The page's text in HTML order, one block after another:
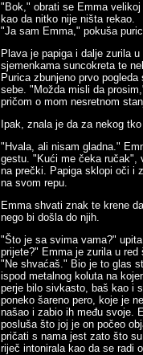
"Bok," obrati se Emma
kao da nitko nije ništa rekao.
"Ja sam Emma," pokuša
Plava je papiga i dalje zurila
sjemenkama suncokreta te
Purica zbunjeno prvo
sebe. "Možda misli da
pričom o mom nesretnom
Ipak, znala je da za nekog
"Hvala, ali nisam gladna."
gestu. "Kući me čeka ručak",
na prečki. Papiga sklopi oči i
na svom repu.
Emma shvati znak te krene
nego bi došla do njih.
"Što je sa svima vama?"
prijete?" Emma je zurila u red
"Ne shvaćaš." Bio je to glas
ispod metalnog koluta na
perje bilo sivkasto, baš kao i
poneko šareno pero, koje je
našao i zabio ih među svoje.
posluša što joj je on počeo
pričati s nama jest zato što
riječ intonirala kao da se radi